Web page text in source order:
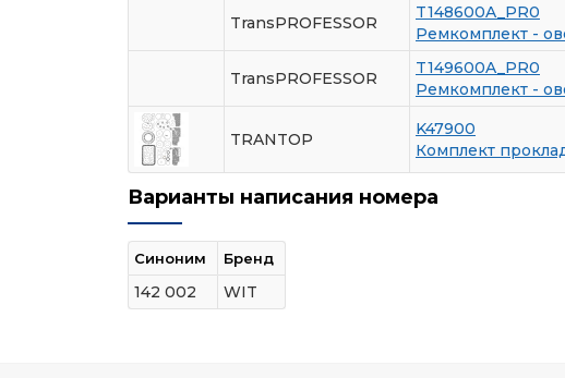
TransPROFESSOR
T148600A_PR0
Ремкомплект -
TransPROFESSOR
T149600A_PR0
Ремкомплект -
TRANTOP
K47900
Комплект
Варианты написания номера
Синоним Бренд
142 002 WIT